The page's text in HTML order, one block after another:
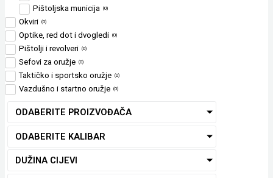
Pištoljska municija (0)
Okviri (0)
Optike, red dot i dvogledi (0)
Pištolji i revolveri (0)
Sefovi za oružje (0)
Taktičko i sportsko oružje (0)
Vazdušno i startno oružje (0)
ODABERITE PROIZVOĐAČA
ODABERITE KALIBAR
DUŽINA CIJEVI